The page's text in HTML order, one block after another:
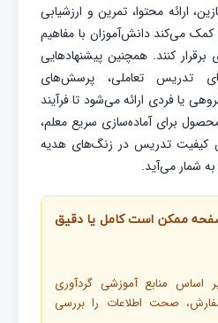
ارائه محتوا، تمرین و ارزشیابی
می‌کند دانش‌آموزان با مفاهیم
کنند. همچنین پیشنهادهایی
تدریس تعاملی، پرسش‌های
یا فردی ارائه می‌شود تا فرآیند
برای آماده‌سازی سریع معلم،
کیفیت تدریس در زنگ‌های هدیه
شمار می‌آید.
ممکن است کامل یا دقیق
اساس منابع آموزشی گردآوری
صحت اطلاعات را بررسی